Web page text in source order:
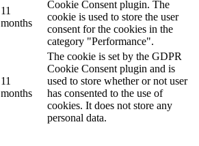
11
months
Cookie Consent plugin. The
cookie is used to store the user
consent for the cookies in the
category "Performance".
11
months
The cookie is set by the GDPR
Cookie Consent plugin and is
used to store whether or not user
has consented to the use of
cookies. It does not store any
personal data.